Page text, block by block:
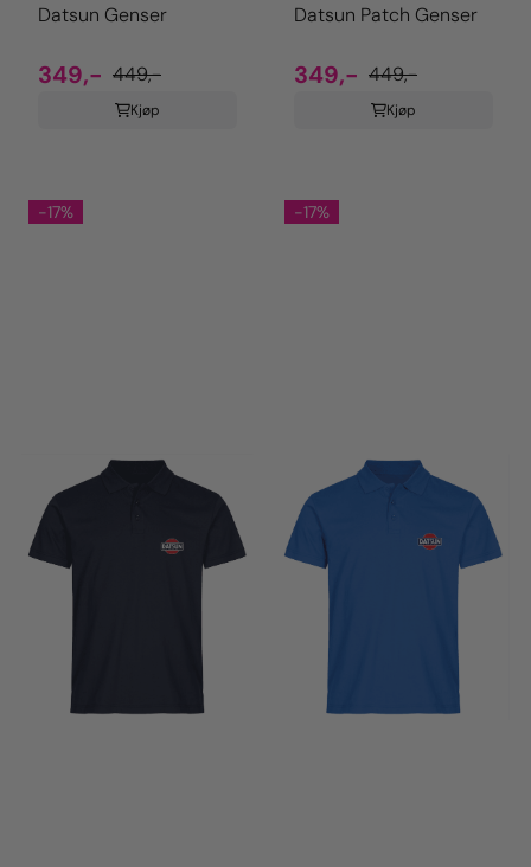
Datsun Genser
349,- 449,-
Kjøp
Datsun Patch Genser
349,- 449,-
Kjøp
-17% -17%